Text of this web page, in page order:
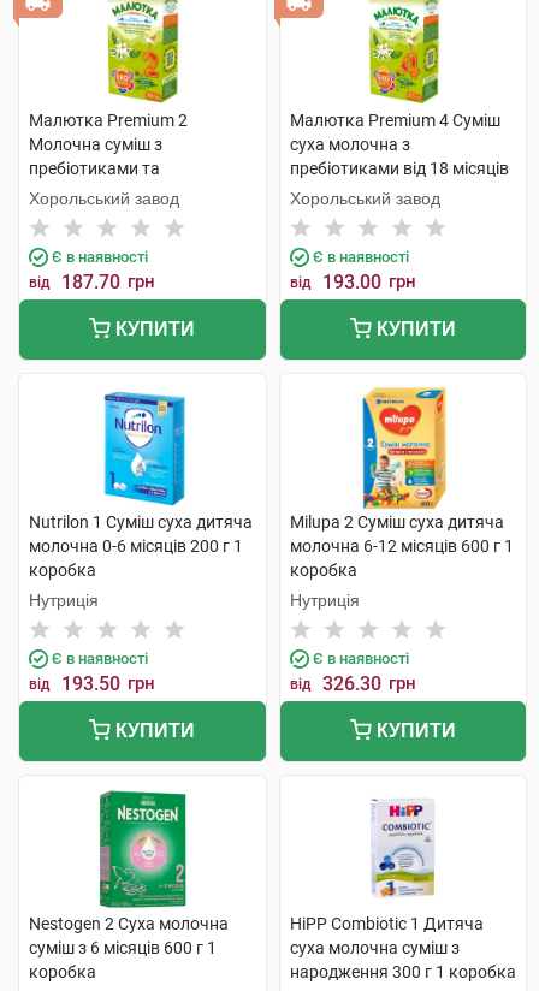
Малютка Premium 2
Молочна суміш з
пребіотиками та
нуклеотидами від 6 до 12
місяців 350 г 1 коробка
Хорольський завод
Є в наявності
від 187.70 грн
КУПИТИ
Малютка Premium 4 Суміш
суха молочна з
пребіотиками від 18 місяців
350 г 1 коробка
Хорольський завод
Є в наявності
від 193.00 грн
КУПИТИ
Nutrilon 1 Суміш суха дитяча
молочна 0-6 місяців 200 г 1
коробка
Нутриція
Є в наявності
від 193.50 грн
КУПИТИ
Milupa 2 Суміш суха дитяча
молочна 6-12 місяців 600 г 1
коробка
Нутриція
Є в наявності
від 326.30 грн
КУПИТИ
Nestogen 2 Суха молочна
суміш з 6 місяців 600 г 1
коробка
HiPP Combiotic 1 Дитяча
суха молочна суміш з
народження 300 г 1 коробка